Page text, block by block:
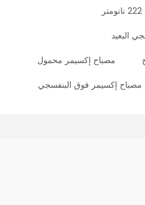
البعيد
مصباح إكسيمر محمول
مصباح إكسيمر فوق البنفسجي